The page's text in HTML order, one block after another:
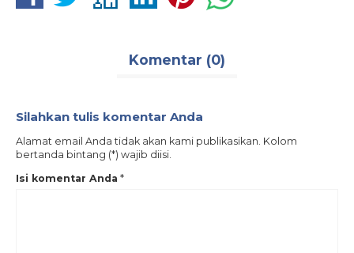
Komentar (0)
Silahkan tulis komentar Anda
Alamat email Anda tidak akan kami publikasikan. Kolom
bertanda bintang (*) wajib diisi.
Isi komentar Anda *